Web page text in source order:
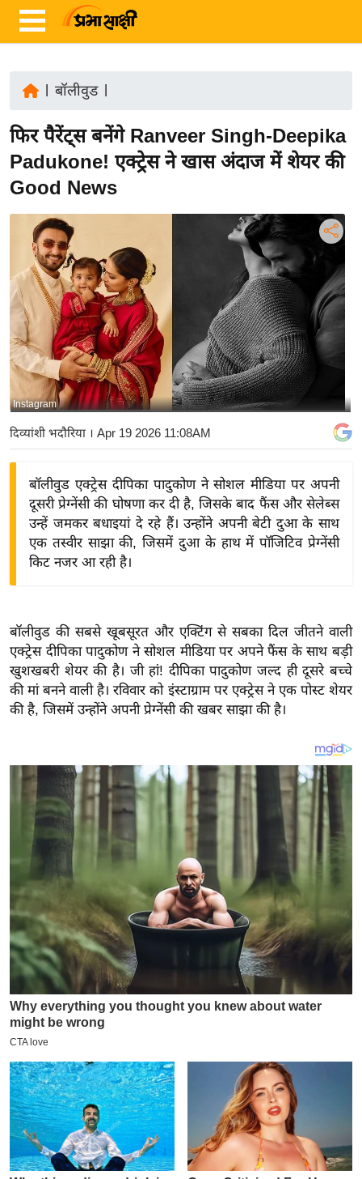
ज़ा
ख
ब
र
य
अं
त
र्रा
ष्ट्री
य
बि
ज़
ने
द्यो
वि
शे
ष
ज्ञ
रा
ज
क्रि
के
ट
I
P
L
2
0
2
6
क्रा
इ
म
ई
बॉलीवुड|
फिर पैरेंट्स बनेंगे Ranveer Singh-Deepika
Padukone! एक्ट्रेस ने खास अंदाज में शेयर की
Good News
Instagram
दिव्यांशी भदौरिया । Apr 19 2026 11:08AM
बॉलीवुड एक्ट्रेस दीपिका पादुकोण ने सोशल मीडिया पर अपनी
दूसरी प्रेग्नेंसी की घोषणा कर दी है, जिसके बाद फैंस और सेलेब्स
उन्हें जमकर बधाइयां दे रहे हैं। उन्होंने अपनी बेटी दुआ के साथ
एक तस्वीर साझा की, जिसमें दुआ के हाथ में पॉजिटिव प्रेग्नेंसी
किट नजर आ रही है।
बॉलीवुड की सबसे खूबसूरत और एक्टिंग से सबका दिल जीतने वाली
एक्ट्रेस दीपिका पादुकोण ने सोशल मीडिया पर अपने फैंस के साथ बड़ी
खुशखबरी शेयर की है। जी हां! दीपिका पादुकोण जल्द ही दूसरे बच्चे
की मां बनने वाली है। रविवार को इंस्टाग्राम पर एक्ट्रेस ने एक पोस्ट शेयर
की है, जिसमें उन्होंने अपनी प्रेग्नेंसी की खबर साझा की है।